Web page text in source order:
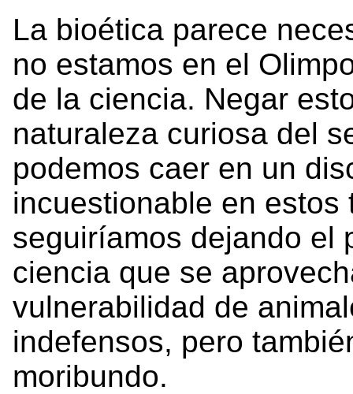
La bioética parece
no estamos en el
de la ciencia. Negar
naturaleza curiosa del
podemos caer en un
incuestionable en estos
seguiríamos dejando el
ciencia que se
vulnerabilidad de
indefensos, pero
moribundo.